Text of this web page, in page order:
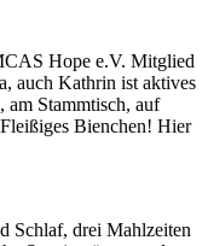
Hope e.V. Mitglied
auch Kathrin ist aktives
Stammtisch, auf
Bienchen! Hier
Schlaf, drei Mahlzeiten